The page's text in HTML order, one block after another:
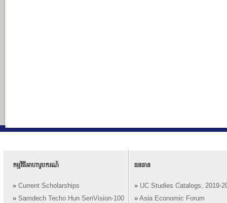
កម្មវិធីអាហារូបករណ៍
» Current Scholarships
» Samdech Techo Hun SenVision-100
ធនធាន
» UC Studies Catalogs, 2019-
» Asia Economic Forum